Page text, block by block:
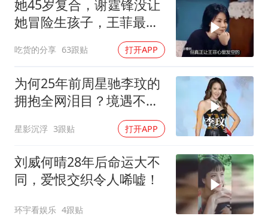
她45岁复合，谢霆锋没让
她冒险生孩子，王菲最遗
吃货的分享 63跟贴 打开APP
为何25年前周星驰李玟的
拥抱全网泪目？境遇不同
星影沉浮 3跟贴 打开APP
刘威何晴28年后命运大不
同，爱恨交织令人唏嘘！
环宇看娱乐 4跟贴